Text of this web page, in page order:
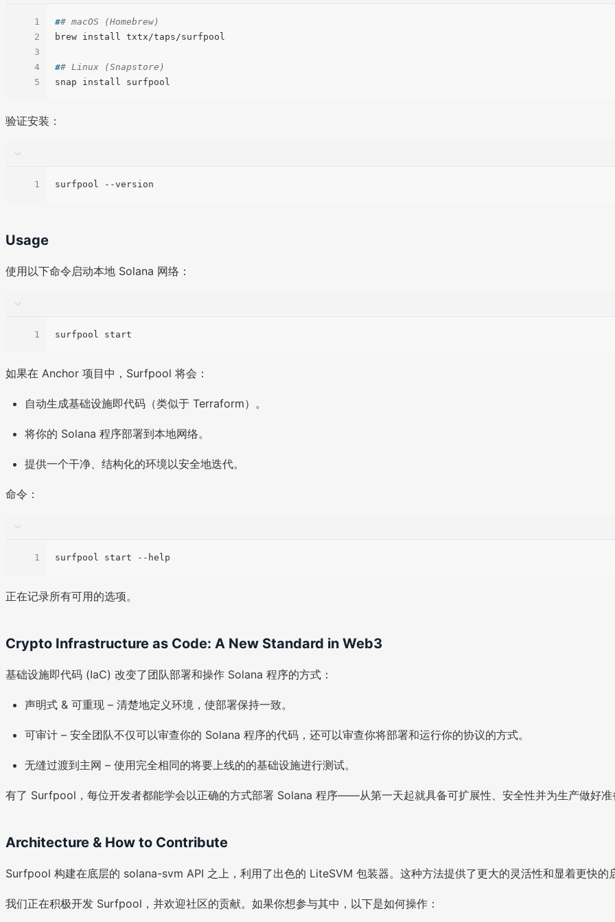
1
2
3
4
5
## macOS (Homebrew)
## Linux (Snapstore)
验证安装：
1
Usage
使用以下命令启动本地 Solana 网络：
1
如果在 Anchor 项目中，Surfpool 将会：
自动生成基础设施即代码（类似于 Terraform）。
将你的 Solana 程序部署到本地网络。
提供一个干净、结构化的环境以安全地迭代。
命令：
1
正在记录所有可用的选项。
Crypto Infrastructure as Code: A New Standard in Web3
基础设施即代码 (IaC) 改变了团队部署和操作 Solana 程序的方式：
声明式 & 可重现 – 清楚地定义环境，使部署保持一致。
可审计 – 安全团队不仅可以审查你的 Solana 程序的代码，还可以审查你将部署和运行你的协议的方式。
无缝过渡到主网 – 使用完全相同的将要上线的的基础设施进行测试。
有了 Surfpool，每位开发者都能学会以正确的方式部署 Solana 程序——从第一天起就具备可扩展性、安全性并为生产做好准
Architecture & How to Contribute
Surfpool 构建在底层的 solana-svm API 之上，利用了出色的 LiteSVM 包装器。这种方法提供了更大的灵活性和显着更快的
我们正在积极开发 Surfpool，并欢迎社区的贡献。如果你想参与其中，以下是如何操作：